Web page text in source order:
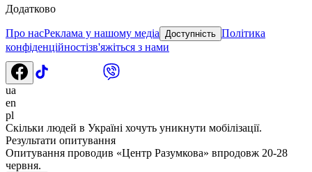
Додатково
Про насРеклама у нашому медіа Доступність Політика
конфіденційностізв'яжіться з нами
ua
en
pl
Скільки людей в Україні хочуть уникнути мобілізації.
Результати опитування
Опитування проводив «Центр Разумкова» впродовж 20-28
червня.